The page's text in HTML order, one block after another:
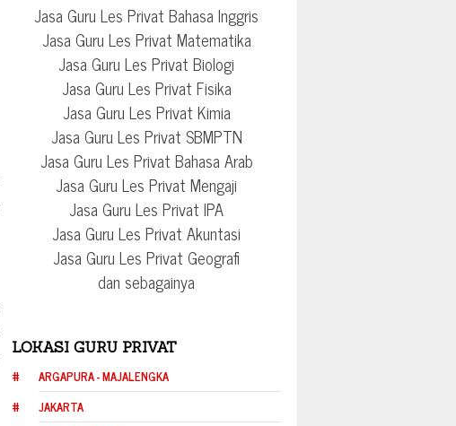
Jasa Guru Les Privat Bahasa Inggris
Jasa Guru Les Privat Matematika
Jasa Guru Les Privat Biologi
Jasa Guru Les Privat Fisika
Jasa Guru Les Privat Kimia
Jasa Guru Les Privat SBMPTN
Jasa Guru Les Privat Bahasa Arab
Jasa Guru Les Privat Mengaji
Jasa Guru Les Privat IPA
Jasa Guru Les Privat Akuntasi
Jasa Guru Les Privat Geografi
dan sebagainya
LOKASI GURU PRIVAT
ARGAPURA - MAJALENGKA
JAKARTA